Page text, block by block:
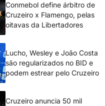
Conmebol define árbitro de
Cruzeiro x Flamengo, pelas
oitavas da Libertadores
Lucho, Wesley e João Costa
são regularizados no BID e
podem estrear pelo Cruzeiro
Cruzeiro anuncia 50 mil